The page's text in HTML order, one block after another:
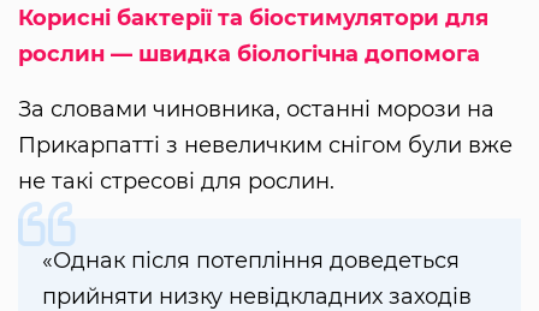
Корисні бактерії та біостимулятори для
рослин — швидка біологічна допомога
За словами чиновника, останні морози на
Прикарпатті з невеличким снігом були вже
не такі стресові для рослин.
«Однак після потепління доведеться
прийняти низку невідкладних заходів